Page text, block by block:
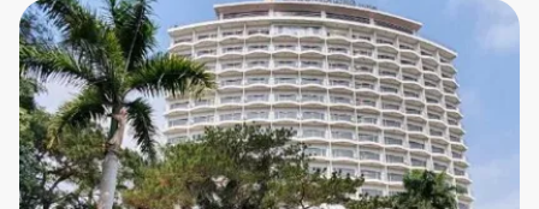
Rejsekalender
Inspiration
Information